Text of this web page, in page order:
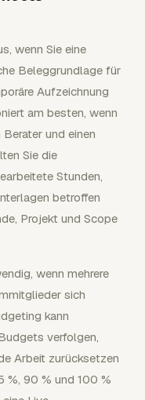
wenn Sie eine
Beleggrundlage für
Aufzeichnung
am besten, wenn
und einen
Sie die
Stunden,
betroffen
Projekt und Scope
wenn mehrere
sich
kann
verfolgen,
Arbeit zurücksetzen
%, 90 % und 100 %